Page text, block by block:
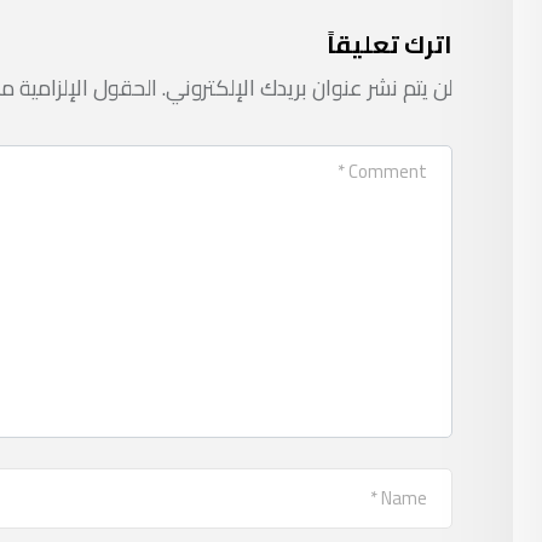
اترك تعليقاً
لن يتم نشر عنوان بريدك الإلكتروني.الحقول الإلزامية